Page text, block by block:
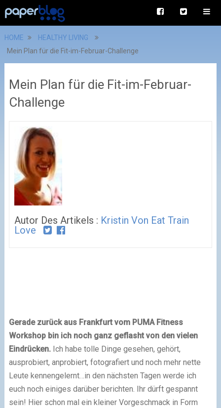
HOME
HEALTHY LIVING
Mein Plan für die Fit-im-Februar-Challenge
Mein Plan für die Fit-im-Februar-
Challenge
Autor Des Artikels : Kristin Von Eat Train
Love
Gerade zurück aus Frankfurt vom PUMA Fitness
Workshop bin ich noch ganz geflasht von den vielen
Eindrücken.Ich habe tolle Dinge gesehen, gehört,
ausprobiert, anprobiert, fotografiert und noch mehr nette
Leute kennengelernt…in den nächsten Tagen werde ich
euch noch einiges darüber berichten. Ihr dürft gespannt
sein! Hier schon mal ein kleiner Vorgeschmack in Form